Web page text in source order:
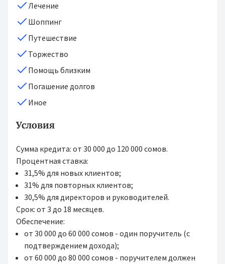
Лечение
Шоппинг
Путешествие
Торжество
Помощь близким
Погашение долгов
Иное
Условия
Сумма кредита: от 30 000 до 120 000 сомов.
Процентная ставка:
31,5% для новых клиентов;
31% для повторных клиентов;
30,5% для директоров и руководителей.
Срок: от 3 до 18 месяцев.
Обеспечение:
от 30 000 до 60 000 сомов - один поручитель (с
подтверждением дохода);
от 60 000 до 80 000 сомов - поручителем должен